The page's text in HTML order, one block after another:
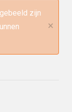
zijn
×